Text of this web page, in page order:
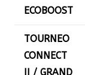
ECOBOOST
TOURNEO
CONNECT
II / GRAND